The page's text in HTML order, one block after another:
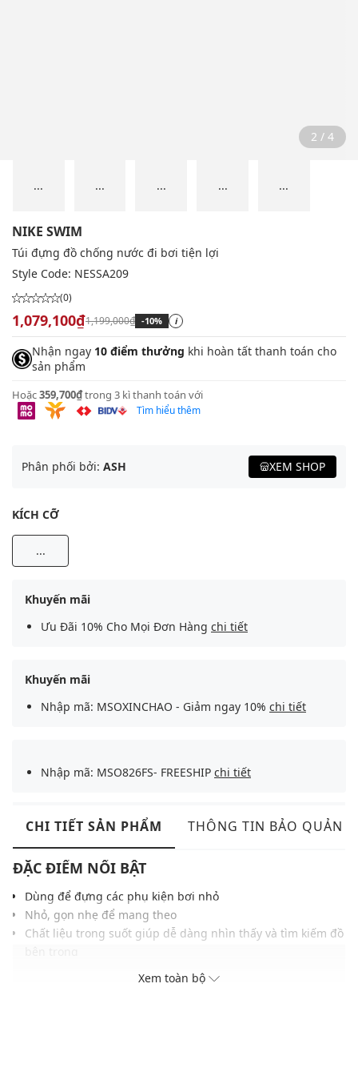
2 / 4
... ... ... ... ...
NIKE SWIM
Túi đựng đồ chống nước đi bơi tiện lợi
Style Code: NESSA209
(0)
1,079,100₫1,199,000₫ -10% i
Nhận ngay 10 điểm thưởng khi hoàn tất thanh toán cho
sản phẩm
Hoặc359,700₫trong 3 kì thanh toán với
Tìm hiểu thêm
Phân phối bởi: ASH XEM SHOP
KÍCH CỠ
...
Khuyến mãi
Ưu Đãi 10% Cho Mọi Đơn Hàng chi tiết
Khuyến mãi
Nhập mã: MSOXINCHAO - Giảm ngay 10% chi tiết
Nhập mã: MSO826FS- FREESHIP chi tiết
CHI TIẾT SẢN PHẨM THÔNG TIN BẢO QUẢN
ĐẶC ĐIỂM NỔI BẬT
Dùng để đựng các phụ kiện bơi nhỏ
Nhỏ, gọn nhẹ để mang theo
Chất liệu trong suốt giúp dễ dàng nhìn thấy và tìm kiếm đồ
Các lỗ nhỏ giúp không khí lưu thông và thoát nước ra ngoài
Màu sắc hiện đại, dễ phối với nhiều phụ kiện khác
Xem toàn bộ